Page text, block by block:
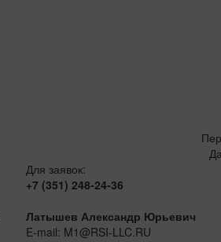
Для заявок:
+7 (351) 248-24-36
Латышев Александр Юрьевич
E-mail: M1@RSI-LLC.RU